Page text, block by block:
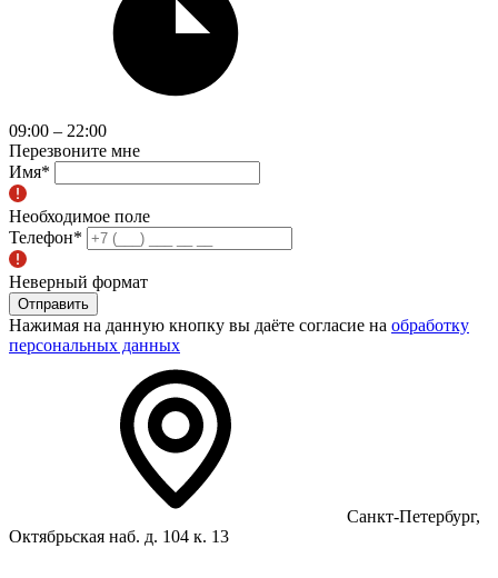
09:00 – 22:00
Перезвоните мне
Имя*
Необходимое поле
Телефон*
Неверный формат
Отправить
Нажимая на данную кнопку вы даёте согласие на обработку
персональных данных
Санкт-Петербург,
Октябрьская наб. д. 104 к. 13